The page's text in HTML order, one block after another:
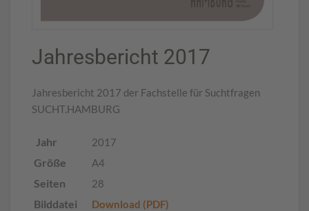
Jahresbericht 2017
Jahresbericht 2017 der Fachstelle für Suchtfragen
SUCHT.HAMBURG
Jahr 2017
Größe A4
Seiten 28
Bilddatei Download (PDF)